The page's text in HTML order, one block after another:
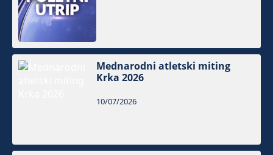
Mednarodni atletski miting
Krka 2026
10/07/2026